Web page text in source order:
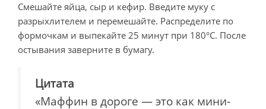
Смешайте яйца, сыр и кефир. Введите муку с
разрыхлителем и перемешайте. Распределите по
формочкам и выпекайте 25 минут при 180°C. После
остывания заверните в бумагу.
Цитата
«Маффин в дороге — это как мини-